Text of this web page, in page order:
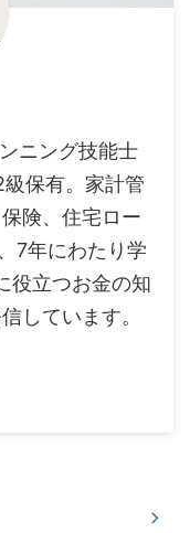
ニング技能士
級保有。家計管
険、住宅ロー
7年にわたり学
役立つお金の知
しています。